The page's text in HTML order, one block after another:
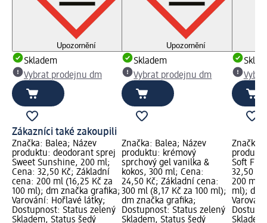
Upozornění
Skladem
Vybrat prodejnu dm
Upozornění
Skladem
Vybrat prodejnu dm
Zákazníci také zakoupili
Značka: Balea; Název
produktu: deodorant sprej
Sweet Sunshine, 200 ml;
Cena: 32,50 Kč; Základní
cena: 200 ml (16,25 Kč za
100 ml); dm značka grafika;
Varování: Hořlavé látky;
Dostupnost: Status zelený
Skladem, Status šedý
Značka: Balea; Název
produktu: krémový
sprchový gel vanilka &
kokos, 300 ml; Cena:
24,50 Kč; Základní cena:
300 ml (8,17 Kč za 100 ml);
dm značka grafika;
Dostupnost: Status zelený
Skladem, Status šedý
Značka:
Soft
32,50
200 ml
ml); dm